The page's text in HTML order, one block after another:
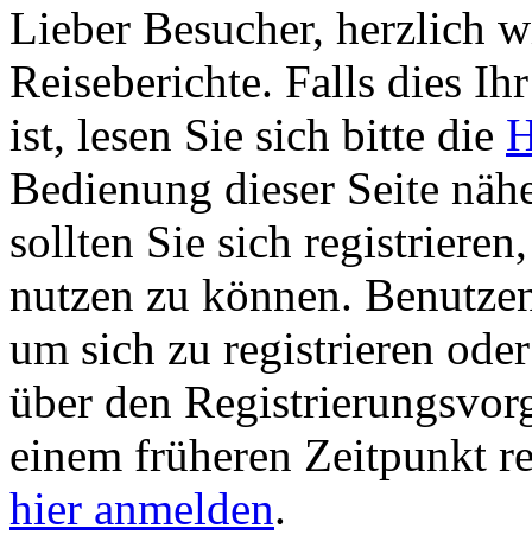
Lieber Besucher, herzlich
Reiseberichte. Falls dies
ist, lesen Sie sich bitte die
Bedienung dieser Seite
sollten Sie sich
nutzen zu können.
um sich zu registrieren
über den
einem früheren Zeitpunkt
hier anmelden.